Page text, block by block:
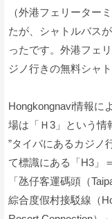
（外港フェリーター
たが、シャトルバス
ったです。外港フェ
ジノ行きの無料シャ
Hongkongnavi情報に
場は「Ｈ3」という情
”タイパにあるカジノ
て標識にある「H3」
「氹仔客運碼頭（
綜合度假村接駁線（